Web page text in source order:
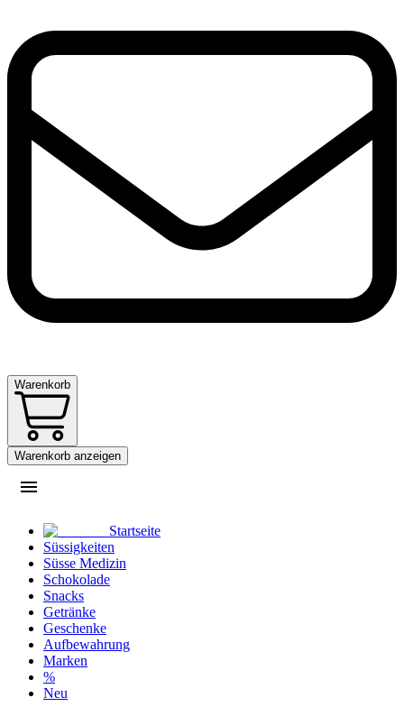
Warenkorb
Warenkorb anzeigen
Startseite
Süssigkeiten
Süsse Medizin
Schokolade
Snacks
Getränke
Geschenke
Aufbewahrung
Marken
%
Neu